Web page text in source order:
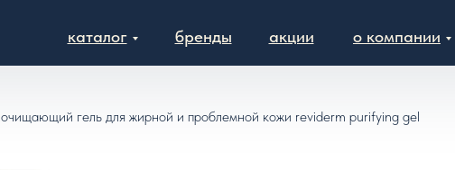
о компании
акции
каталог бренды
очищающий гель для жирной и проблемной кожи reviderm purifying gel